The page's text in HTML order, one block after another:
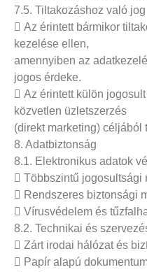
7.5. Tiltakozáshoz való jog
 Az érintett bármikor
kezelése ellen,
amennyiben az
jogos érdeke.
 Az érintett külön
közvetlen üzletszerzés
(direkt marketing) céljából
8. Adatbiztonság
8.1. Elektronikus adatok
 Többszintű jogosultsági
 Rendszeres biztonsági
 Vírusvédelem és
8.2. Technikai és
 Zárt irodai hálózat és
 Papír alapú